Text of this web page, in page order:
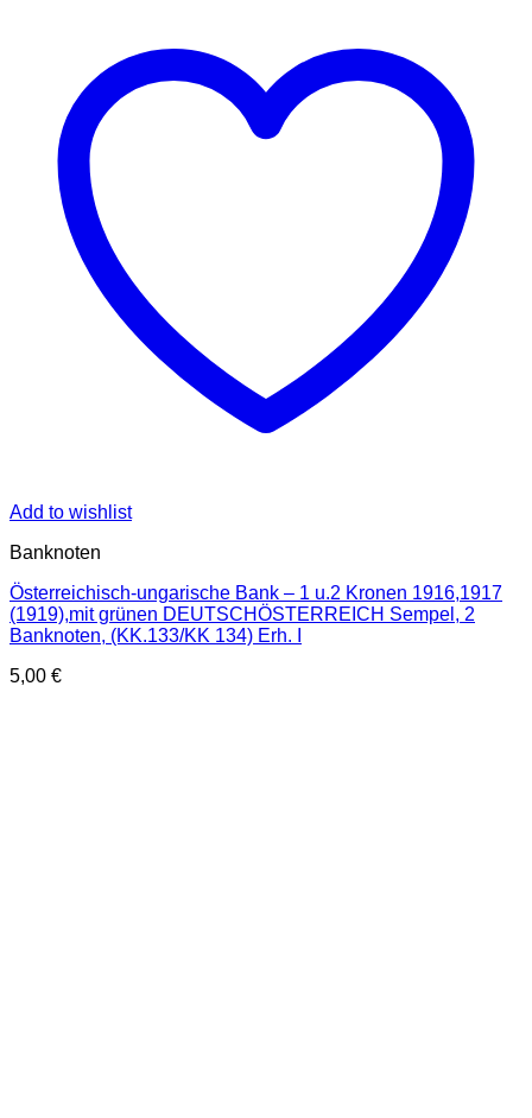
Add to wishlist
Banknoten
Österreichisch-ungarische Bank – 1 u.2 Kronen 1916,1917
(1919),mit grünen DEUTSCHÖSTERREICH Sempel, 2
Banknoten, (KK.133/KK 134) Erh. I
5,00 €